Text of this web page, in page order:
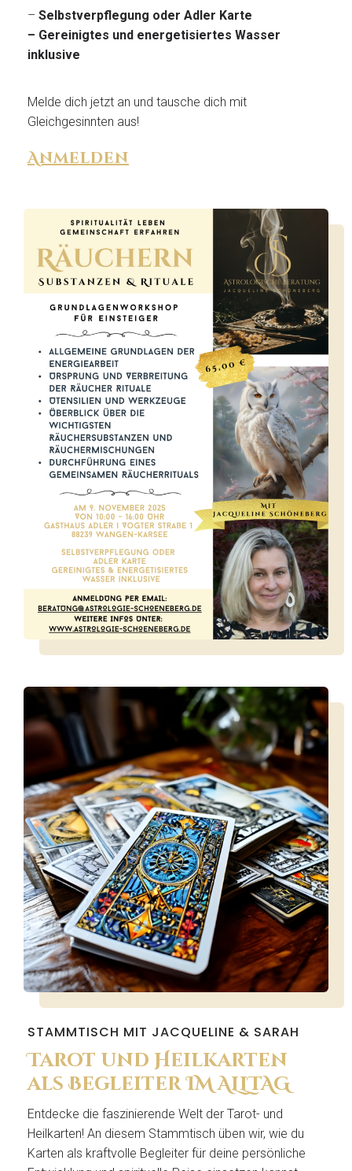
– Selbstverpflegung oder Adler Karte
– Gereinigtes und energetisiertes Wasser
inklusive
Melde dich jetzt an und tausche dich mit
Gleichgesinnten aus!
Anmelden
STAMMTISCH MIT JACQUELINE & SARAH
Tarot und Heilkarten
als Begleiter IM ALLTAG
Entdecke die faszinierende Welt der Tarot- und
Heilkarten! An diesem Stammtisch üben wir, wie du
Karten als kraftvolle Begleiter für deine persönliche